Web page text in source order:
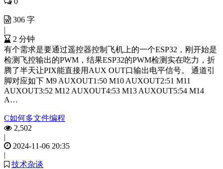
306 字
|
2 分钟
有个需求是要通过遥控器控制飞机上的一个ESP32，刚开始是
检测飞控输出的PWM，结果ESP32的PWM检测实在吃力，折
腾了半天让PIX能直接用AUX OUT口输出电平信号。 通道引
脚对应如下 M9 AUXOUT1:50 M10 AUXOUT2:51 M11
AUXOUT3:52 M12 AUXOUT4:53 M13 AUXOUT5:54 M14
A…
C如何多文件编程
2,502
|
2024-11-06 20:35
|
技术杂谈